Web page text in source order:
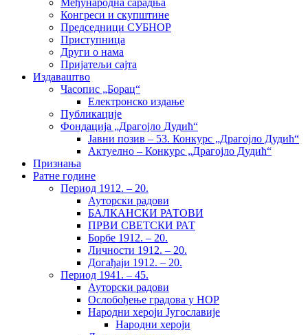
Међународна сарадња
Конгреси и скупштине
Председници СУБНОР
Приступница
Други о нама
Пријатељи сајта
Издаваштво
Часопис „Борац“
Електронско издање
Публикације
Фондација „Драгојло Дудић“
Јавни позив – 53. Конкурс „Драгојло Дудић“
Актуелно – Конкурс „Драгојло Дудић“
Признања
Ратне године
Период 1912. – 20.
Ауторски радови
БАЛКАНСКИ РАТОВИ
ПРВИ СВЕТСКИ РАТ
Борбе 1912. – 20.
Личности 1912. – 20.
Догађаји 1912. – 20.
Период 1941. – 45.
Ауторски радови
Ослобођење градова у НОР
Народни хероји Југославије
Народни хероји